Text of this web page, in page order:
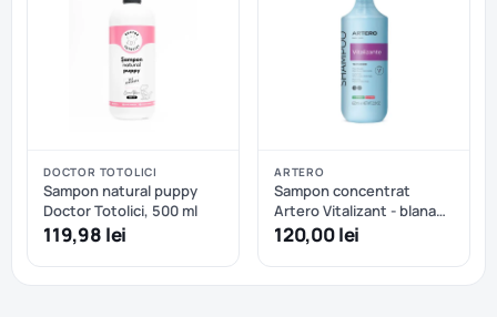
DOCTOR TOTOLICI
Sampon natural puppy
Doctor Totolici, 500 ml
119,98 lei
ARTERO
Sampon concentrat
Artero Vitalizant - blana
scurta, blana sarmoasa
sau volum - 650 ml
120,00 lei